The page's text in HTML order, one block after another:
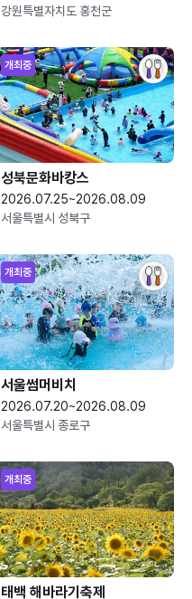
강원특별자치도 홍천군
개최중
성북문화바캉스
2026.07.25~2026.08.09
서울특별시 성북구
개최중
서울썸머비치
2026.07.20~2026.08.09
서울특별시 종로구
개최중
태백 해바라기축제